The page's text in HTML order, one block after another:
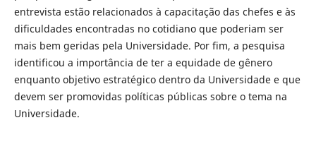
entrevista estão relacionados à capacitação das chefes e às
dificuldades encontradas no cotidiano que poderiam ser
mais bem geridas pela Universidade. Por fim, a pesquisa
identificou a importância de ter a equidade de gênero
enquanto objetivo estratégico dentro da Universidade e que
devem ser promovidas políticas públicas sobre o tema na
Universidade.